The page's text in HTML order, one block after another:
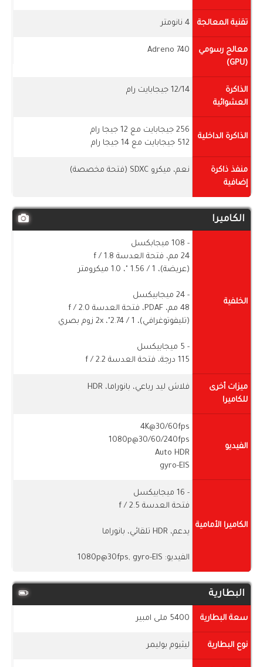
تقنية المعالجة 4 نانومتر
معالج رسومي
(GPU)
Adreno 740
الذاكرة
العشوائية
12/14 جيجابايت رام
الذاكرة الداخلية
256 جيجابايت مع 12 جيجا رام
512 جيجابايت مع 14 جيجا رام
منفذ ذاكرة
إضافية
نعم، ميكرو SDXC (فتحة مخصصة)
الكاميرا
الخلفية
- 108 ميجابكسل
24 مم، فتحة العدسة f / 1.8
(عريضة)، 1 / ​​1.56 "، 1.0 ميكرومتر
- 24 ميجابيكسل
48 مم، PDAF، فتحة العدسة f / 2.0
(تليفوتوغرافي)، 1 / ​​2.74"، 2x زوم بصري
- 5 ميجابيكسل
115 درجة، فتحة العدسة f / 2.2
ميزات أخرى
للكاميرا
فلاش ليد رباعي، بانوراما، HDR
الفيديو
4K@30/60fps
1080p@30/60/240fps
Auto HDR
gyro-EIS
الكاميرا الأمامية
- 16 ميجابيكسل
فتحة العدسة f / 2.5
يدعم، HDR تلقائي، بانوراما
الفيديو: 1080p@30fps, gyro-EIS
البطارية
سعة البطارية 5400 ملى امبير
نوع البطارية ليثيوم بوليمر